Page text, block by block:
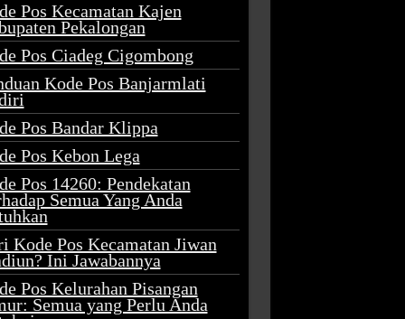
Pos Kecamatan Kajen
Pekalongan
Pos Ciadeg Cigombong
Kode Pos Banjarmlati
Pos Bandar Klippa
Pos Kebon Lega
Pos 14260: Pendekatan
Semua Yang Anda
Kode Pos Kecamatan Jiwan
Ini Jawabannya
Pos Kelurahan Pisangan
Semua yang Perlu Anda